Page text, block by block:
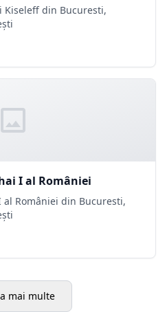
Kiseleff din Bucuresti,
I al României
României din Bucuresti,
mai multe